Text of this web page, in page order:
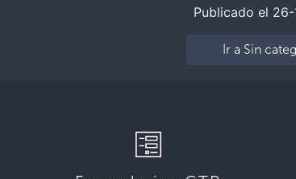
Publicado el
Ir a Sin